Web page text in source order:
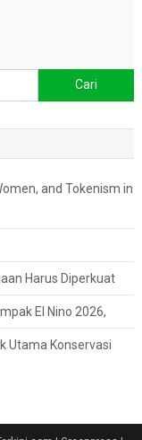
untuk:
and Tokenism in
Harus Diperkuat
El Nino 2026,
Utama Konservasi